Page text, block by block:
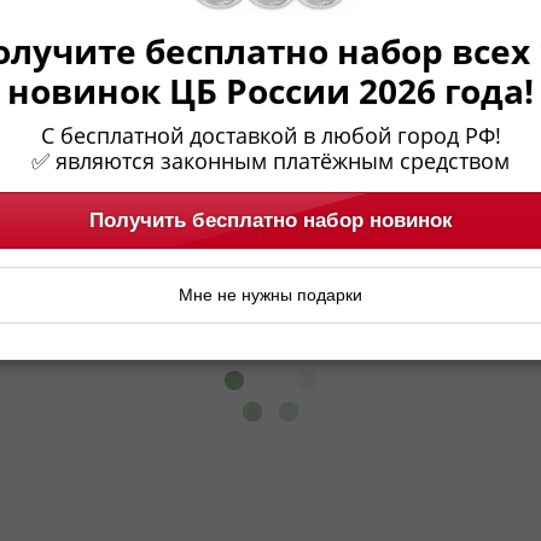
появляется на стыке 18-го и 19-го
в союзе, начинают с ним войны. В
в том числе и декоративных
прусской армии.
бесплатно набор всех
новинок ЦБ России 2026 года!
С бесплатной доставкой в любой город РФ!
✅ являются законным платёжным средством
Получить бесплатно набор новинок
Мне не нужны подарки